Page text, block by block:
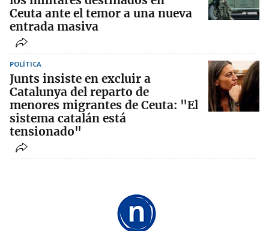
Ceuta ante el temor a una nueva
entrada masiva
POLÍTICA
Junts insiste en excluir a
Catalunya del reparto de
menores migrantes de Ceuta: "El
sistema catalán está
tensionado"